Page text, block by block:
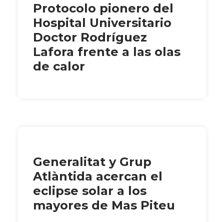
Protocolo pionero del
Hospital Universitario
Doctor Rodríguez
Lafora frente a las olas
de calor
Generalitat y Grup
Atlàntida acercan el
eclipse solar a los
mayores de Mas Piteu